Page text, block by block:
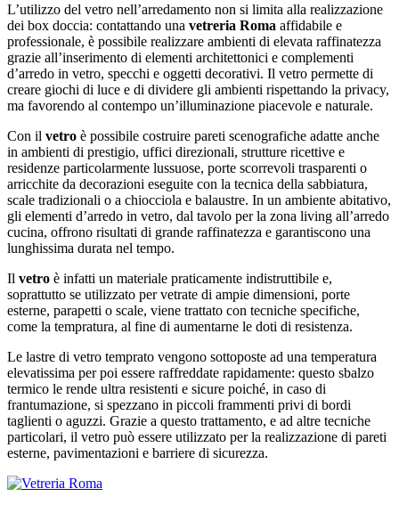
L’utilizzo del vetro nell’arredamento non si limita alla realizzazione
dei box doccia: contattando una vetreria Roma affidabile e
professionale, è possibile realizzare ambienti di elevata raffinatezza
grazie all’inserimento di elementi architettonici e complementi
d’arredo in vetro, specchi e oggetti decorativi. Il vetro permette di
creare giochi di luce e di dividere gli ambienti rispettando la privacy,
ma favorendo al contempo un’illuminazione piacevole e naturale.
Con il vetro è possibile costruire pareti scenografiche adatte anche
in ambienti di prestigio, uffici direzionali, strutture ricettive e
residenze particolarmente lussuose, porte scorrevoli trasparenti o
arricchite da decorazioni eseguite con la tecnica della sabbiatura,
scale tradizionali o a chiocciola e balaustre. In un ambiente abitativo,
gli elementi d’arredo in vetro, dal tavolo per la zona living all’arredo
cucina, offrono risultati di grande raffinatezza e garantiscono una
lunghissima durata nel tempo.
Il vetro è infatti un materiale praticamente indistruttibile e,
soprattutto se utilizzato per vetrate di ampie dimensioni, porte
esterne, parapetti o scale, viene trattato con tecniche specifiche,
come la tempratura, al fine di aumentarne le doti di resistenza.
Le lastre di vetro temprato vengono sottoposte ad una temperatura
elevatissima per poi essere raffreddate rapidamente: questo sbalzo
termico le rende ultra resistenti e sicure poiché, in caso di
frantumazione, si spezzano in piccoli frammenti privi di bordi
taglienti o aguzzi. Grazie a questo trattamento, e ad altre tecniche
particolari, il vetro può essere utilizzato per la realizzazione di pareti
esterne, pavimentazioni e barriere di sicurezza.